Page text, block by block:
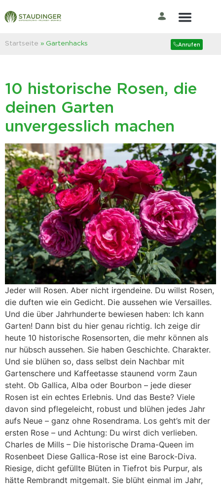
Startseite » Gartenhacks Anrufen
10 historische Rosen, die
deinen Garten
unvergesslich machen
Jeder will Rosen. Aber nicht irgendeine. Du willst Rosen,
die duften wie ein Gedicht. Die aussehen wie Versailles.
Und die über Jahrhunderte bewiesen haben: Ich kann
Garten! Dann bist du hier genau richtig. Ich zeige dir
heute 10 historische Rosensorten, die mehr können als
nur hübsch aussehen. Sie haben Geschichte. Charakter.
Und sie blühen so, dass selbst dein Nachbar mit
Gartenschere und Kaffeetasse staunend vorm Zaun
steht. Ob Gallica, Alba oder Bourbon – jede dieser
Rosen ist ein echtes Erlebnis. Und das Beste? Viele
davon sind pflegeleicht, robust und blühen jedes Jahr
aufs Neue – ganz ohne Rosendrama. Los geht’s mit der
ersten Rose – und Achtung: Du wirst dich verlieben.
Charles de Mills – Die historische Drama-Queen im
Rosenbeet Diese Gallica-Rose ist eine Barock-Diva.
Riesige, dicht gefüllte Blüten in Tiefrot bis Purpur, als
hätte Rembrandt mitgemalt. Sie blüht einmal im Jahr,